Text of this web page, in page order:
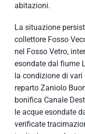
abitazioni.
La situazione
collettore Fosso
nel Fosso Vetro,
esondate dal fiume
la condizione di
reparto Zaniolo
bonifica Canale
le acque esondate
verificate